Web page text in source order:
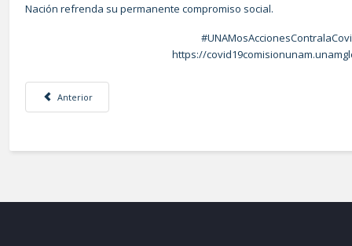
Nación refrenda su permanente compromiso social.
https://
Artículo anterior: COVID-19 SIGUE PRESENTE Y NO HAY MOMENTO
Anterior